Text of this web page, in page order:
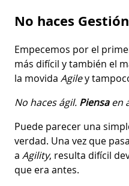
No haces
Empecemos por el
más difícil y también el
la movida Agiley
No haces ágil. Piensaen
Puede parecer una
verdad. Una vez que
a Agility, resulta difícil
que era antes.